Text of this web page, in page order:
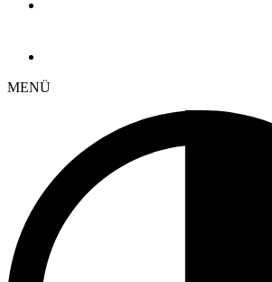
MENÜ